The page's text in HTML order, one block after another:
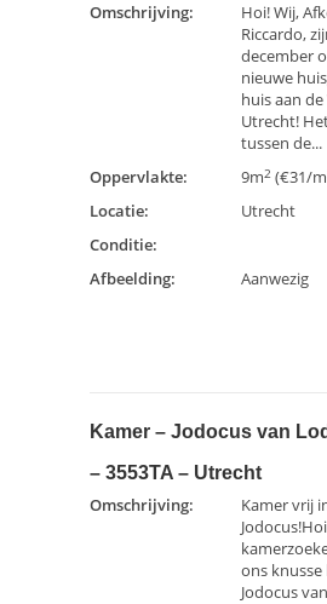
Omschrijving:
Hoi! Wij,
Riccardo,
december
nieuwe
huis aan
Utrecht!
tussen de...
Oppervlakte:
9m2 (€31/m
Locatie:
Utrecht
Conditie:
Afbeelding:
Aanwezig
Kamer – Jodocus van
– 3553TA – Utrecht
Omschrijving:
Kamer vrij
ons
Jodocus van